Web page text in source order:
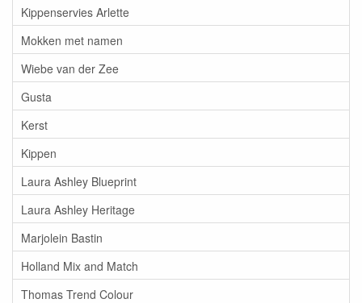
Kippenservies Arlette
Mokken met namen
Wiebe van der Zee
Gusta
Kerst
Kippen
Laura Ashley Blueprint
Laura Ashley Heritage
Marjolein Bastin
Holland Mix and Match
Thomas Trend Colour